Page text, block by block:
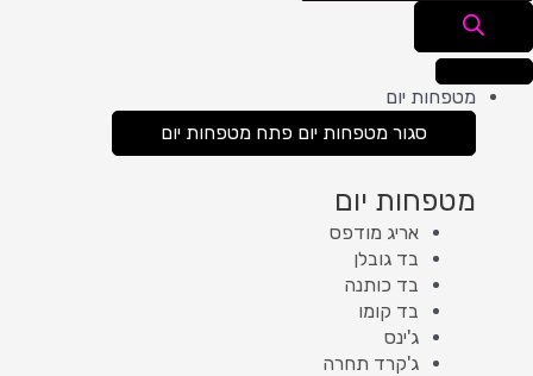
מטפחות יום
סגור מטפחות יום פתח מטפחות יום
מטפחות יום
אריג מודפס
בד גובלן
בד כותנה
בד קומו
ג'ינס
ג'קרד תחרה